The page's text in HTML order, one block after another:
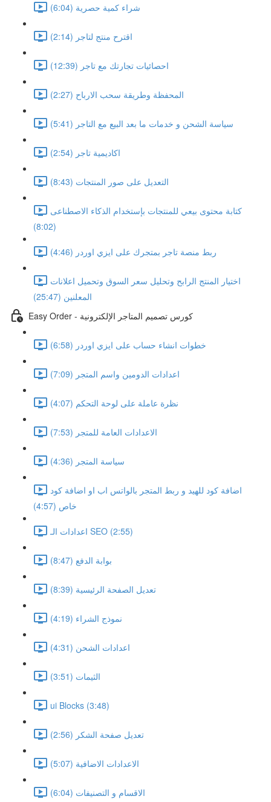
شراء كمية حصرية (6:04)
اقترح منتج لتاجر (2:14)
احصائيات تجارتك مع تاجر (12:39)
المحفظة وطريقة سحب الارباح (2:27)
سياسة الشحن و خدمات ما بعد البيع مع التاجر (5:41)
اكاديمية تاجر (2:54)
التعديل على صور المنتجات (8:43)
كتابة محتوى بيعي للمنتجات بإستخدام الذكاء الاصطناعى
(8:02)
ربط منصة تاجر بمتجرك على ايزي اوردر (4:46)
اختيار المنتج الرابح وتحليل سعر السوق وتحميل اعلانات
المعلنين (25:47)
Easy Order - كورس تصميم المتاجر الإلكترونية
خطوات انشاء حساب على ايزي اوردر (6:58)
اعدادات الدومين واسم المتجر (7:09)
نظرة عاملة على لوحة التحكم (4:07)
الاعدادات العامة للمتجر (7:53)
سياسة المتجر (4:36)
اضافة كود للهيد و ربط المتجر بالواتس اب او اضافة كود
خاص (4:57)
اعدادات الـ SEO (2:55)
بوابة الدفع (8:47)
تعديل الصفحة الرئيسية (8:39)
نموذج الشراء (4:19)
اعدادات الشحن (4:31)
الثيمات (3:51)
ui Blocks (3:48)
تعديل صفحة الشكر (2:56)
الاعدادات الاضافية (5:07)
الاقسام و التصنيفات (6:04)